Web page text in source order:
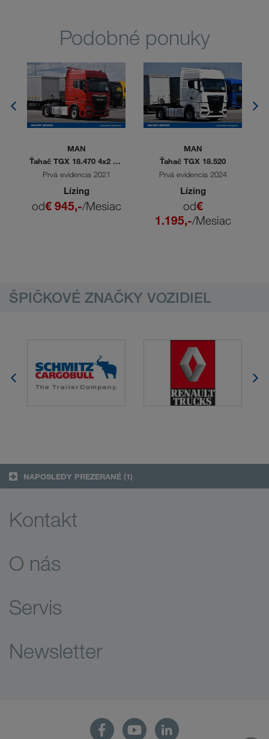
Podobné ponuky
MAN
Ťahač TGX 18.470 4x2 BL
SA
Prvá evidencia 2021
Lízing
od€ 945,-/Mesiac
MAN
Ťahač TGX 18.520
Prvá evidencia 2024
Lízing
od€
1.195,-/Mesiac
ŠPIČKOVÉ ZNAČKY VOZIDIEL
NAPOSLEDY PREZERANÉ (1)
Kontakt
O nás
Servis
Newsletter